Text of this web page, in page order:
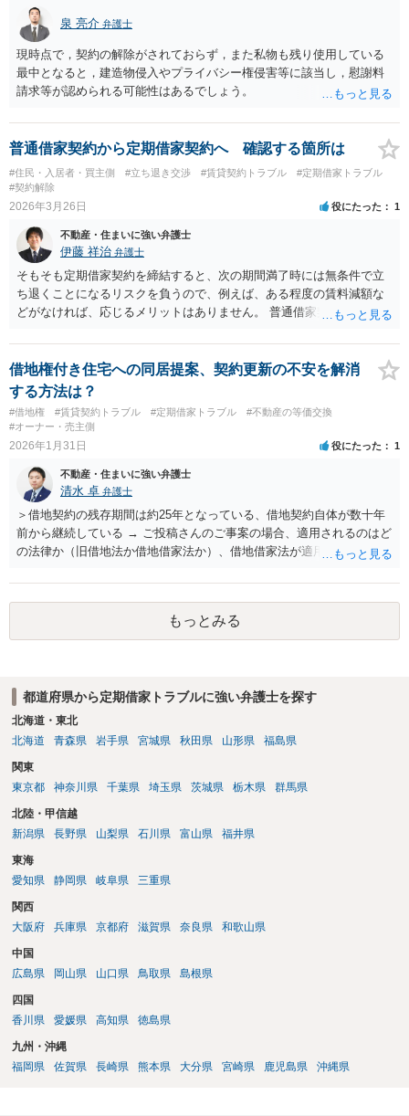
得るかどうかも含めて検討ポイントになりますので、署名押印前に内
容を十分に確認し、不明点は弁護士に相談することをおすすめしま
す。
す。 上記はあくまでも一般論ですので、実際の契約書等を弁護士に見
てもらった上で改めて相談されることをお勧めします。
泉 亮介 弁護士
現時点で，契約の解除がされておらず，また私物も残り使用している
最中となると，建造物侵入やプライバシー権侵害等に該当し，慰謝料
請求等が認められる可能性はあるでしょう。
普通借家契約から定期借家契約へ 確認する箇所は
#住民・入居者・買主側 #立ち退き交渉 #賃貸契約トラブル
#定期借家トラブル
#契約解除
2026年3月26日 役にたった 1
不動産・住まいに強い弁護士
伊藤 祥治 弁護士
そもそも定期借家契約を締結すると、次の期間満了時には無条件で立
ち退くことになるリスクを負うので、例えば、ある程度の賃料減額な
どがなければ、応じるメリットはありません。 普通借家契約であれ
制的に立ち退かせることはできません。 納得できる条件が事前に提示
されなければ、定期借家契約の締結にも、立退きにも応じない、とい
う方針でよいと思います。
借地権付き住宅への同居提案、契約更新の不安を解消
する方法は？
#借地権 #賃貸契約トラブル #定期借家トラブル
#不動産の等価交換
#オーナー・売主側
2026年1月31日 役にたった 1
不動産・住まいに強い弁護士
清水 卓 弁護士
＞借地契約の残存期間は約25年となっている、借地契約自体が数十年
前から継続している → ご投稿さんのご事案の場合、適用されるのはど
の法律か（旧借地法か借地借家法か）、借地借家法が適用される場合
ないことを前提とする契約か、借地借家法の更新に関する規定の適用
のある契約か）等につき、まず、お父様が締結されている契約書の内
容を確認の上、確かめてみる必要があるように思います。 その上
で、契約書の内容や適用される法律等に基づき、今後の対応を検討な
時期によっては、借地借家法ではなく、旧借地法が適用されるご事案
かもしれません。 ※借地借家法の施行日が平成４年８月１日の関係
で、平成４年７月３１日以前に締結された借地契約については、依然
法、借地借家法のいずれであったとしても、家主側の更新拒絶には正
当事由が必要とされており、裁判実務上も容易には認められていませ
ん。 ただし、借地借家法が施行された平成４年８月１日以降に借地
定期借地権となっている可能性もあるので、契約内容の確認をしてみ
てください。 ※本来、借地借家法では、契約を更新しないことを内
容とする特約は、借地人に不利な特約として無効とされます。 しか
つの特約（①契約の更新なし、②建物の築造による期間の延長なし、
③建物買取請求をしない）を付ける、一般定期借地権を設定するこが
認められています（借地借家法22条）。 【参考】借地借家法 第２２条
（一般定期借地権） 存続期間を５０年以上として借地権を設定する
新（更新の請求及び土地の使用の継続によるものを含む。次条第１項
において同じ。）及び建物の築造による存続期間の延長がなく、並び
に第１３条の規定による買取りの請求をしないこととする旨を定める
ことができる。この場合においては、その特約は、公正証書による等
もっとみる
都道府県から定期借家トラブルに強い弁護士を探す
北海道・東北
北海道
青森県 岩手県 宮城県 秋田県 山形県 福島県
関東
東京都
神奈川県 千葉県 埼玉県 茨城県 栃木県 群馬県
北陸・甲信越
新潟県
長野県 山梨県 石川県 富山県 福井県
東海
愛知県
静岡県 岐阜県 三重県
関西
大阪府
兵庫県 京都府 滋賀県 奈良県 和歌山県
中国
広島県
岡山県 山口県 鳥取県 島根県
四国
香川県
愛媛県 高知県 徳島県
九州・沖縄
福岡県
佐賀県 長崎県 熊本県 大分県 宮崎県 鹿児島県 沖縄県